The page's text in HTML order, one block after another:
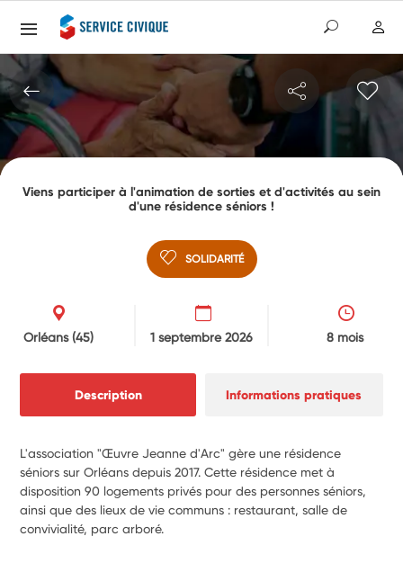
Viens participer à l'animation de sorties et d'activités au sein
d'une résidence séniors !
SOLIDARITÉ
Orléans(45) 1 septembre 2026 8 mois
Description Informations pratiques
L'association "Œuvre Jeanne d'Arc" gère une résidence
séniors sur Orléans depuis 2017. Cette résidence met à
disposition 90 logements privés pour des personnes séniors,
ainsi que des lieux de vie communs : restaurant, salle de
convivialité, parc arboré.